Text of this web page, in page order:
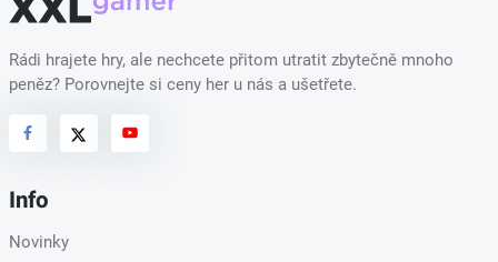
Rádi hrajete hry, ale nechcete přitom utratit zbytečně mnoho
peněz? Porovnejte si ceny her u nás a ušetřete.
Info
Novinky